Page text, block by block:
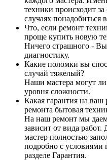
техники происходит
случаях понадобиться
Что, если ремонт
проще купить новую
Ничего страшного - Вы
диагностику.
Какие поломки вы
случай тяжелый?
Наши мастера могут
уровня сложности.
Какая гарантия на ваш
ремонта бытовая
На наш ремонт мы
зависит от вида работ.
мастер полностью
подробно с условиями
разделе Гарантия.